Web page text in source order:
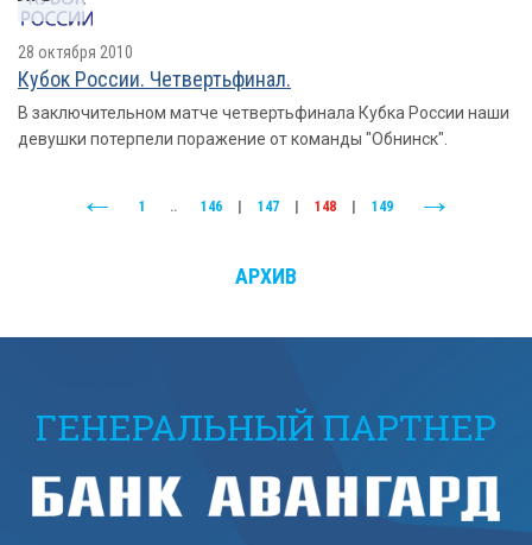
28 октября 2010
Кубок России. Четвертьфинал.
В заключительном матче четвертьфинала Кубка России наши
девушки потерпели поражение от команды "Обнинск".
1 .. 146 147 148 149
АРХИВ
ГЕНЕРАЛЬНЫЙ ПАРТНЕР